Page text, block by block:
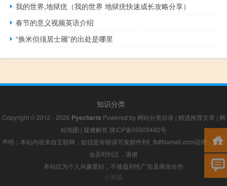
我的世界,地狱疣（我的世界 地狱疣快速成长攻略分享）
春节的意义视频英语介绍
“换米但须居士屩”的出处是哪里
知识分类
Copyright © 2012 - 2026 Pyecharts Powered by 网站分类目录 | 精选推荐文章 | 网
站地图 | 疑难解答 陕ICP备05009492号
声明：本站内容来自互联网，如信息有错误可发邮件到f_fb#foxmail.com说明，我们
会及时纠正，谢谢
本站仅为个人兴趣爱好，不接盈利性广告及商业合作
小男孩